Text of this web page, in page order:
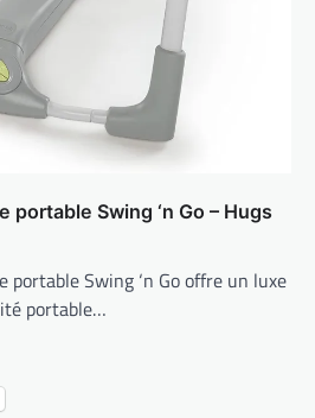
portable Swing ‘n Go – Hugs
portable Swing ‘n Go offre un luxe
portable…